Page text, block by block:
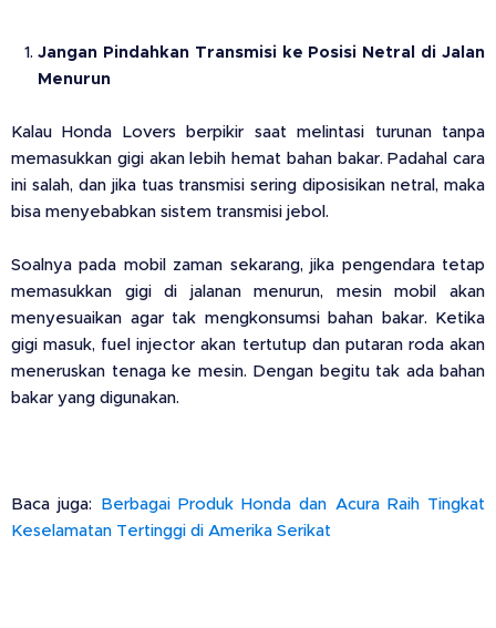
Jangan Pindahkan Transmisi ke Posisi Netral di Jalan
Menurun
Kalau Honda Lovers berpikir saat melintasi turunan tanpa
memasukkan gigi akan lebih hemat bahan bakar. Padahal cara
ini salah, dan jika tuas transmisi sering diposisikan netral, maka
bisa menyebabkan sistem transmisi jebol.
Soalnya pada mobil zaman sekarang, jika pengendara tetap
memasukkan gigi di jalanan menurun, mesin mobil akan
menyesuaikan agar tak mengkonsumsi bahan bakar. Ketika
gigi masuk, fuel injector akan tertutup dan putaran roda akan
meneruskan tenaga ke mesin. Dengan begitu tak ada bahan
bakar yang digunakan.
Baca juga:
Berbagai Produk Honda dan Acura Raih Tingkat
Keselamatan Tertinggi di Amerika Serikat